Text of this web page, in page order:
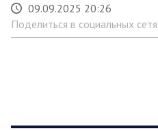
09.09.2025 20:26
Поделиться в социальных